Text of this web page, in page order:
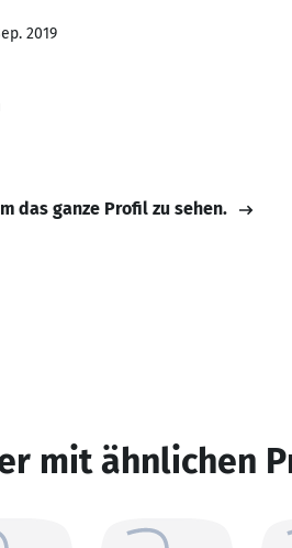
2019
das ganze Profil zu sehen.
mit ähnlichen